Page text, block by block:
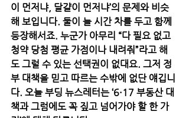
이 먼저냐, 달걀이 먼저냐’의 문제와 비슷
해 보입니다. 둘이 늘 시간 차를 두고 함께
등장해서죠. 누군가 아무리 “다 필요 없고
청약 당첨 평균 가점이나 내려줘”라고 해
도 그럴 수 있는 선택권이 없대요. 그저 정
부 대책을 믿고 따르는 수밖에 없단 얘깁니
다. 오늘 부딩 뉴스레터는 ‘6·17 부동산 대
책과 그럼에도 꼭 짚고 넘어가야 할 한 가